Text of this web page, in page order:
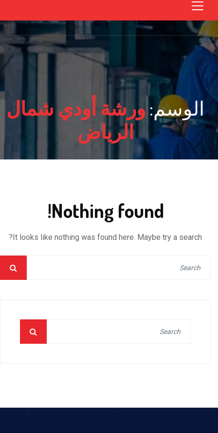
الوسم:ورشة أودي شمال
الرياض
Nothing found!
It looks like nothing was found here. Maybe try a search?